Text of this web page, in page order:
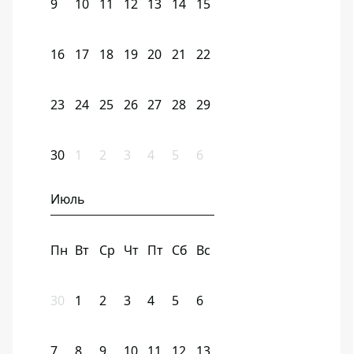
9 10 11 12 13 14 15
16 17 18 19 20 21 22
23 24 25 26 27 28 29
30 1 2 3 4 5 6
Июль
Пн Вт Ср Чт Пт Сб Вс
30 1 2 3 4 5 6